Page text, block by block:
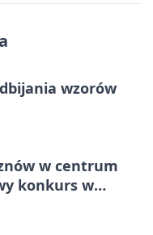
wzorów
w centrum
konkurs w